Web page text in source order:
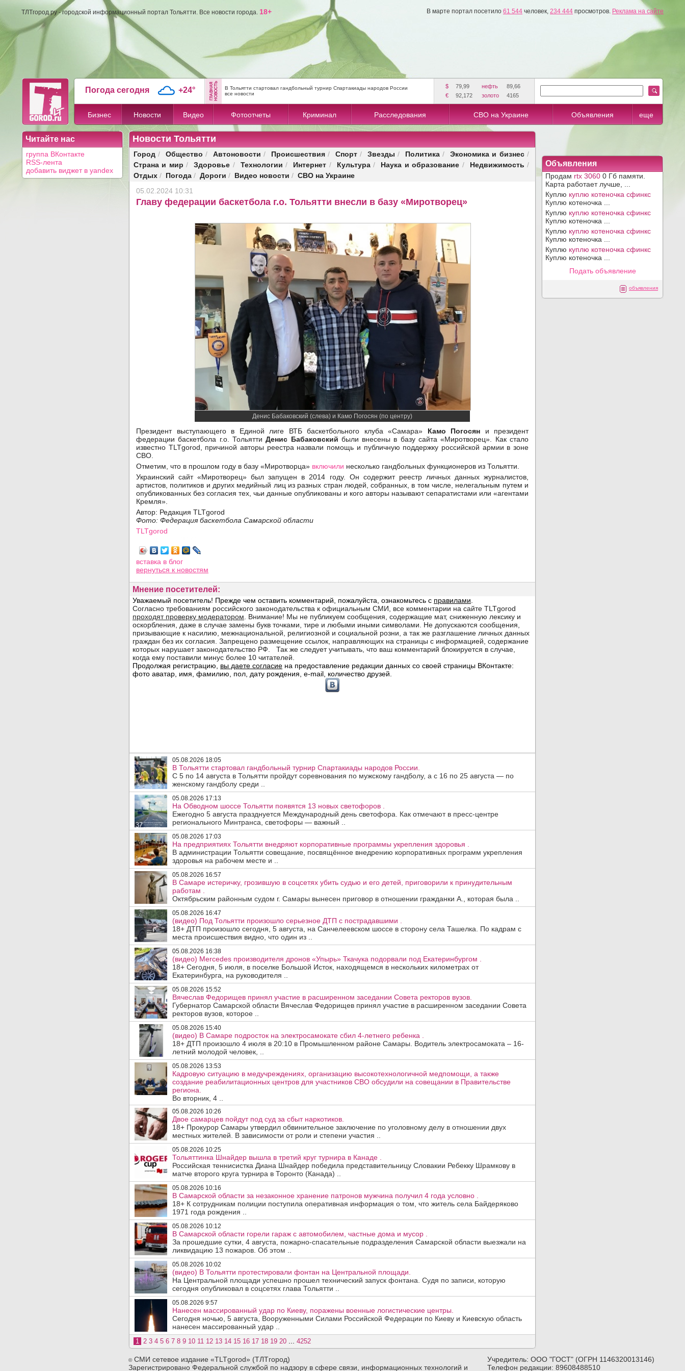
ТЛТгород.ру - городской информационный портал Тольятти. Все новости города. 18+ В марте портал посетило 61 544 человек, 234 444 просмотров. Реклама на сайте
Погода сегодня +24°
В Тольятти стартовал гандбольный турнир Спартакиады народов России
все новости
$ 79,99 нефть
89,66
€
92,172 золото 4165
Бизнес Новости Видео Фотоотчеты Криминал Расследования СВО на Украине Объявления еще
Читайте нас
группа ВКонтакте
RSS-лента
добавить виджет в yandex
Новости Тольятти
Город / Общество / Автоновости / Происшествия / Спорт / Звезды / Политика / Экономика и бизнес/
Страна и мир / Здоровье / Технологии / Интернет / Культура/ Наука и образование / Недвижимость /
Отдых / Погода / Дороги / Видео новости / СВО на Украине
05.02.2024 10:31
Главу федерации баскетбола г.о. Тольятти внесли в базу «Миротворец»
Денис Бабаковский (слева) и Камо Погосян (по центру)
Президент выступающего в Единой лиге ВТБ баскетбольного клуба «Самара» Камо Погосян и президент
федерации баскетбола г.о. ТольяттиДенис Бабаковский были внесены в базу сайта «Миротворец». Как стало
известно TLTgorod, причиной авторы реестра назвали помощь и публичную поддержку российской армии в зоне
СВО.
Отметим, что в прошлом году в базу «Миротворца» включили несколько гандбольных функционеров из Тольятти.
Украинский сайт «Миротворец» был запущен в 2014 году. Он содержит реестр личных данных журналистов,
артистов, политиков и других медийный лиц из разных стран людей, собранных, в том числе, нелегальным путем и
опубликованных без согласия тех, чьи данные опубликованы и кого авторы называют сепаратистами или «агентами
Кремля».
Автор: Редакция TLTgorod
Фото: Федерация баскетбола Самарской области
TLTgorod
вставка в блог
вернуться к новостям
Мнение посетителей:
05.08.2026 18:05
В Тольятти стартовал гандбольный турнир Спартакиады народов России.
С 5 по 14 августа в Тольятти пройдут соревнования по мужскому гандболу, а с 16 по 25 августа — по
женскому гандболу среди ..
05.08.2026 17:13
На Обводном шоссе Тольятти появятся 13 новых светофоров .
Ежегодно 5 августа празднуется Международный день светофора. Как отмечают в пресс-центре
регионального Минтранса, светофоры — важный ..
05.08.2026 17:03
На предприятиях Тольятти внедряют корпоративные программы укрепления здоровья .
В администрации Тольятти совещание, посвящённое внедрению корпоративных программ укрепления
здоровья на рабочем месте и ..
05.08.2026 16:57
В Самаре истеричку, грозившую в соцсетях убить судью и его детей, приговорили к принудительным
работам .
Октябрьским районным судом г. Самары вынесен приговор в отношении гражданки А., которая была ..
05.08.2026 16:47
(видео) Под Тольятти произошло серьезное ДТП с пострадавшими .
18+ ДТП произошло сегодня, 5 августа, на Санчелеевском шоссе в сторону села Ташелка. По кадрам с
места происшествия видно, что один из ..
05.08.2026 16:38
(видео) Mercedes производителя дронов «Упырь» Ткачука подорвали под Екатеринбургом .
18+ Сегодня, 5 июля, в поселке Большой Исток, находящемся в нескольких километрах от
Екатеринбурга, на руководителя ..
05.08.2026 15:52
Вячеслав Федорищев принял участие в расширенном заседании Совета ректоров вузов.
Губернатор Самарской области Вячеслав Федорищев принял участие в расширенном заседании Совета
ректоров вузов, которое ..
05.08.2026 15:40
(видео) В Самаре подросток на электросамокате сбил 4-летнего ребенка .
18+ ДТП произошло 4 июля в 20:10 в Промышленном районе Самары. Водитель электросамоката – 16-
летний молодой человек, ..
05.08.2026 13:53
Кадровую ситуацию в медучреждениях, организацию высокотехнологичной медпомощи, а также
создание реабилитационных центров для участников СВО обсудили на совещании в Правительстве
региона.
Во вторник, 4 ..
05.08.2026 10:26
Двое самарцев пойдут под суд за сбыт наркотиков.
18+ Прокурор Самары утвердил обвинительное заключение по уголовному делу в отношении двух
местных жителей. В зависимости от роли и степени участия ..
05.08.2026 10:25
Тольяттинка Шнайдер вышла в третий круг турнира в Канаде .
Российская теннисистка Диана Шнайдер победила представительницу Словакии Ребекку Шрамкову в
матче второго круга турнира в Торонто (Канада) ..
05.08.2026 10:16
В Самарской области за незаконное хранение патронов мужчина получил 4 года условно .
18+ К сотрудникам полиции поступила оперативная информация о том, что житель села Байдеряково
1971 года рождения ..
05.08.2026 10:12
В Самарской области горели гараж с автомобилем, частные дома и мусор .
За прошедшие сутки, 4 августа, пожарно-спасательные подразделения Самарской области выезжали на
ликвидацию 13 пожаров. Об этом ..
05.08.2026 10:02
(видео) В Тольятти протестировали фонтан на Центральной площади.
На Центральной площади успешно прошел технический запуск фонтана. Судя по записи, которую
сегодня опубликовал в соцсетях глава Тольятти ..
05.08.2026 9:57
Нанесен массированный удар по Киеву, поражены военные логистические центры.
Сегодня ночью, 5 августа, Вооруженными Силами Российской Федерации по Киеву и Киевскую область
нанесен массированный удар ..
1 2 3 4 5 6 7 8 9 10 11 12 13 14 15 16 17 18 19 20 4252
Объявления
Продам rtx 3060 0 Гб памяти.
Карта работает лучше, ...
Куплю куплю котеночка сфинкс
Куплю котеночка ...
Куплю куплю котеночка сфинкс
Куплю котеночка ...
Куплю куплю котеночка сфинкс
Куплю котеночка ...
Куплю куплю котеночка сфинкс
Куплю котеночка ...
Подать объявление
объявления
©СМИ сетевое издание «TLTgorod» (ТЛТгород)
Зарегистрировано Федеральной службой по надзору в сфере связи, информационных технологий и
Учредитель: ООО "ГОСТ" (ОГРН 1146320013146)
Телефон редакции: 89608488510